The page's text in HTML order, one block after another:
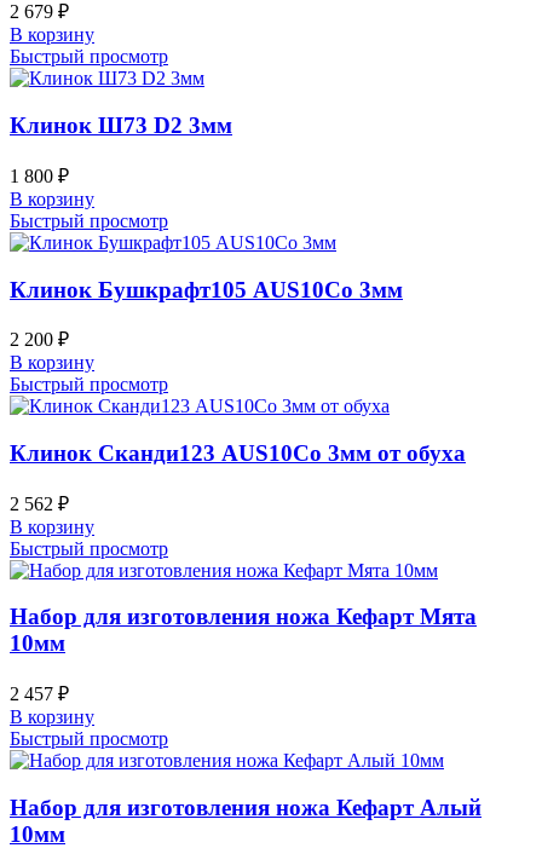
2 679 ₽
В корзину
Быстрый просмотр
Клинок Ш73 D2 3мм
1 800 ₽
В корзину
Быстрый просмотр
Клинок Бушкрафт105 AUS10Co 3мм
2 200 ₽
В корзину
Быстрый просмотр
Клинок Сканди123 AUS10Co 3мм от обуха
2 562 ₽
В корзину
Быстрый просмотр
Набор для изготовления ножа Кефарт Мята
10мм
2 457 ₽
В корзину
Быстрый просмотр
Набор для изготовления ножа Кефарт Алый
10мм